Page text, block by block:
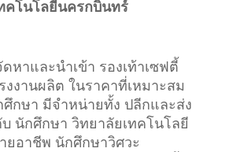
คโนโลยีนครกบินทร์
ดหาและนำเข้า รองเท้าเซฟตี้
งานผลิต ในราคาที่เหมาะสม
ศึกษา มีจำหน่ายทั้ง ปลีกและส่ง
นักศึกษา วิทยาลัยเทคโนโลยี
อาชีพ นักศึกษาวิศวะ